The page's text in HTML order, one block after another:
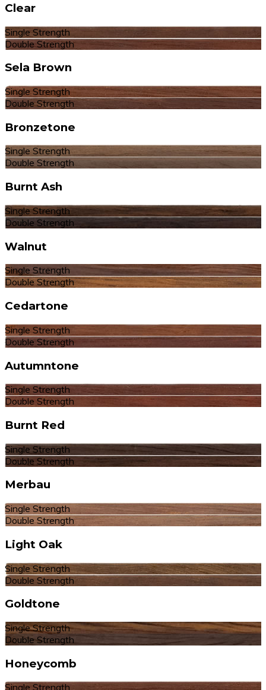
Clear
Single Strength
Double Strength
Sela Brown
Single Strength
Double Strength
Bronzetone
Single Strength
Double Strength
Burnt Ash
Single Strength
Double Strength
Walnut
Single Strength
Double Strength
Cedartone
Single Strength
Double Strength
Autumntone
Single Strength
Double Strength
Burnt Red
Single Strength
Double Strength
Merbau
Single Strength
Double Strength
Light Oak
Single Strength
Double Strength
Goldtone
Single Strength
Double Strength
Honeycomb
Single Strength